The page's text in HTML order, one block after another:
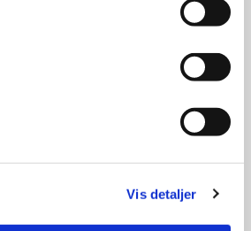
Vis detaljer